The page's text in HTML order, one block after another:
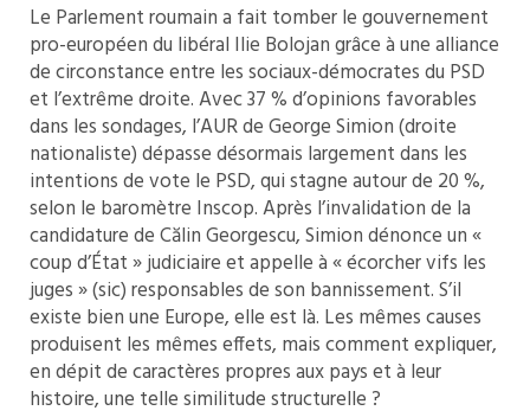
Le Parlement roumain a fait tomber le gouvernement
pro-européen du libéral Ilie Bolojan grâce à une alliance
de circonstance entre les sociaux-démocrates du PSD
et l’extrême droite. Avec 37 % d’opinions favorables
dans les sondages, l’AUR de George Simion (droite
nationaliste) dépasse désormais largement dans les
intentions de vote le PSD, qui stagne autour de 20 %,
selon le baromètre Inscop. Après l’invalidation de la
candidature de Călin Georgescu, Simion dénonce un «
coup d’État » judiciaire et appelle à « écorcher vifs les
juges » (sic) responsables de son bannissement. S’il
existe bien une Europe, elle est là. Les mêmes causes
produisent les mêmes effets, mais comment expliquer,
en dépit de caractères propres aux pays et à leur
histoire, une telle similitude structurelle ?